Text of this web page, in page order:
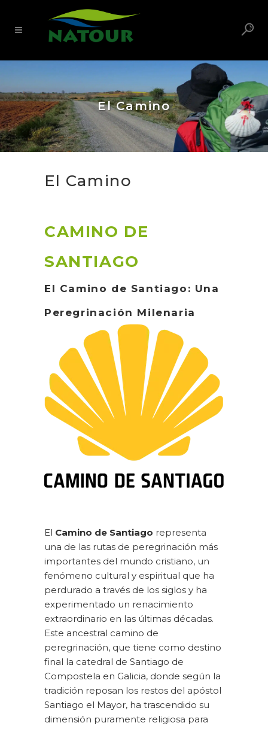
El Camino
El Camino
CAMINO DE
SANTIAGO
El Camino de Santiago: Una
Peregrinación Milenaria
El Camino de Santiago representa
una de las rutas de peregrinación más
importantes del mundo cristiano, un
fenómeno cultural y espiritual que ha
perdurado a través de los siglos y ha
experimentado un renacimiento
extraordinario en las últimas décadas.
Este ancestral camino de
peregrinación, que tiene como destino
final la catedral de Santiago de
Compostela en Galicia, donde según la
tradición reposan los restos del apóstol
Santiago el Mayor, ha trascendido su
dimensión puramente religiosa para